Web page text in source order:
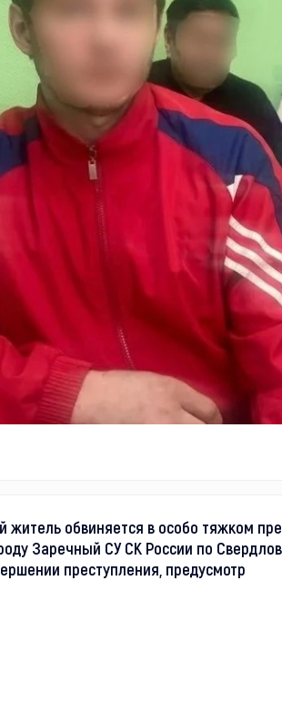
обвиняется в особо тяжком
Заречный СУ СК России по
преступления, предусмотр